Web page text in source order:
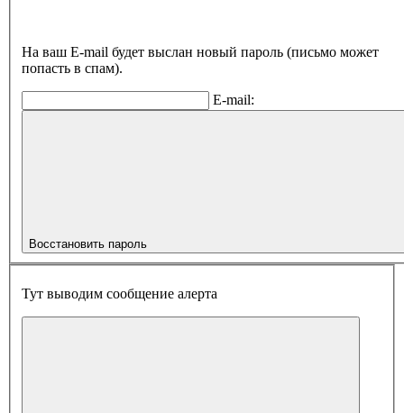
На ваш E-mail будет выслан новый пароль (письмо может
попасть в спам).
E-mail:
Восстановить пароль
Тут выводим сообщение алерта